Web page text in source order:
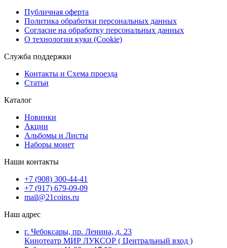
Публичная оферта
Политика обработки персональных данных
Согласие на обработку персональных данных
О технологии куки (Cookie)
Служба поддержки
Контакты и Схема проезда
Статьи
Каталог
Новинки
Акции
Альбомы и Листы
Наборы монет
Наши контакты
+7 (908) 300-44-41
+7 (917) 679-09-09
mail@21coins.ru
Наш адрес
г. Чебоксары, пр. Ленина, д. 23
Кинотеатр МИР ЛУКСОР ( Центральный вход )